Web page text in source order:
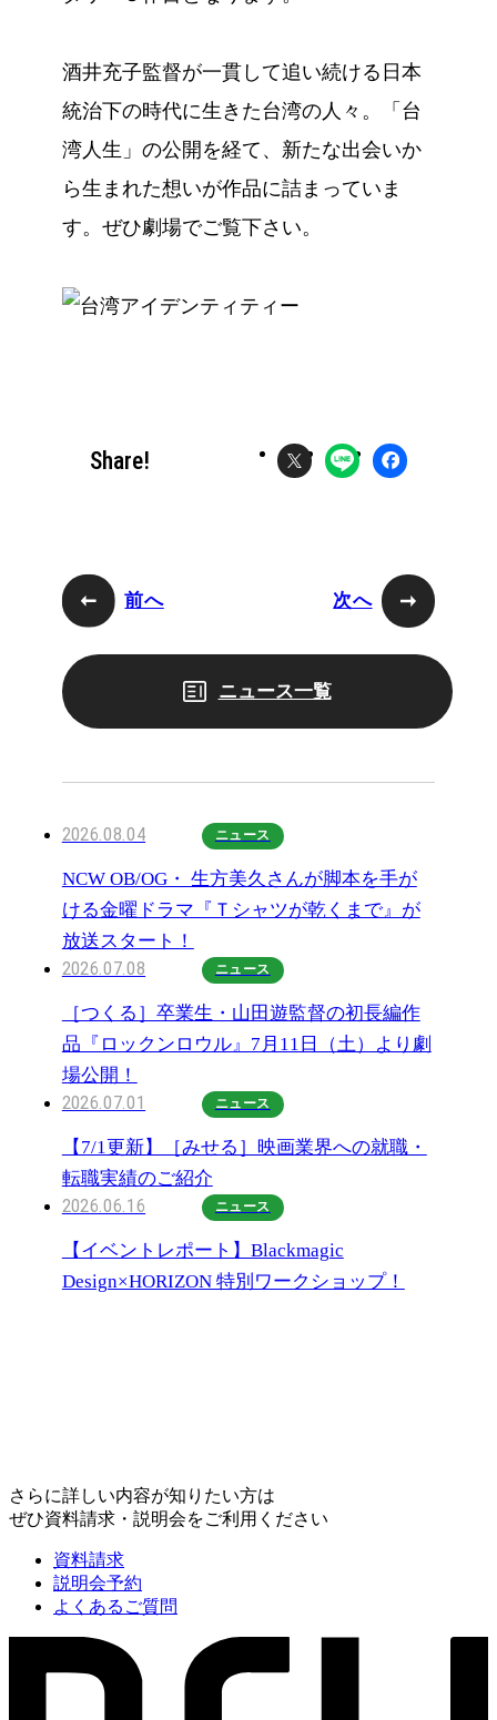
酒井充子監督が一貫して追い続ける日本
統治下の時代に生きた台湾の人々。「台
湾人生」の公開を経て、新たな出会いか
ら生まれた想いが作品に詰まっていま
す。ぜひ劇場でご覧下さい。
Share!
前へ
ニュース一覧
次へ
2026.08.04 ニュース
NCW OB/OG・ 生方美久さんが脚本を手が
ける金曜ドラマ『Ｔシャツが乾くまで』が
放送スタート！
2026.07.08 ニュース
［つくる］卒業生・山田遊監督の初長編作
品『ロックンロウル』7月11日（土）より劇
場公開！
2026.07.01 ニュース
【7/1更新】［みせる］映画業界への就職・
転職実績のご紹介
2026.06.16 ニュース
【イベントレポート】Blackmagic
Design×HORIZON 特別ワークショップ！
さらに詳しい内容が知りたい方は
ぜひ資料請求・説明会をご利用ください
資料請求
説明会予約
よくあるご質問